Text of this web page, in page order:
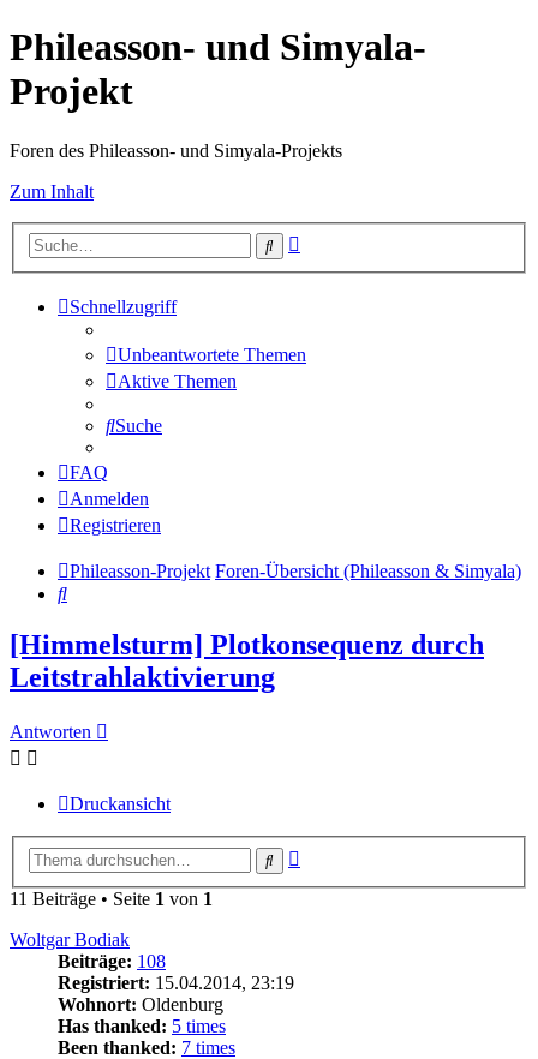
Phileasson- und Simyala-
Projekt
Foren des Phileasson- und Simyala-Projekts
Zum Inhalt
Suche
Schnellzugriff
Unbeantwortete Themen
Aktive Themen
Suche
FAQ
Anmelden
Registrieren
Phileasson-Projekt Foren-Übersicht (Phileasson & Simyala)
Suche
[Himmelsturm] Plotkonsequenz durch
Leitstrahlaktivierung
Antworten
Druckansicht
Suche
11 Beiträge • Seite 1 von 1
Woltgar Bodiak
Beiträge: 108
Registriert: 15.04.2014, 23:19
Wohnort: Oldenburg
Has thanked: 5 times
Been thanked: 7 times